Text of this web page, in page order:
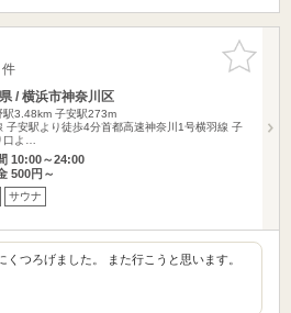
お気に入
りに追加
/ 横浜市神奈川区
駅3.48km 子安駅273m
子安駅より徒歩4分首都高速神奈川1号横羽線 子
口よ…
10:00～24:00
500円～
サウナ
くつろげました。 また行こうと思います。